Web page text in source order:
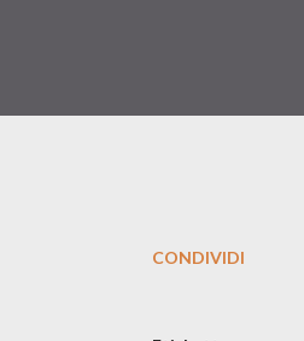
CONDIVIDI